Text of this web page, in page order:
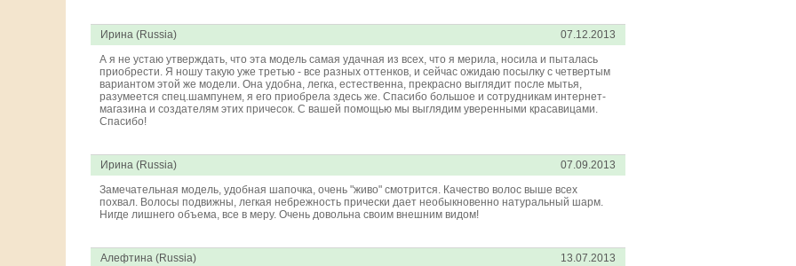
Ирина (Russia)
07.12.2013
А я не устаю утверждать, что эта модель самая удачная из всех, что я мерила, носила и пыталась
приобрести. Я ношу такую уже третью - все разных оттенков, и сейчас ожидаю посылку с четвертым
вариантом этой же модели. Она удобна, легка, естественна, прекрасно выглядит после мытья,
разумеется спец.шампунем, я его приобрела здесь же. Спасибо большое и сотрудникам интернет-
магазина и создателям этих причесок. С вашей помощью мы выглядим уверенными красавицами.
Спасибо!
Ирина (Russia)
07.09.2013
Замечательная модель, удобная шапочка, очень "живо" смотрится. Качество волос выше всех
похвал. Волосы подвижны, легкая небрежность прически дает необыкновенно натуральный шарм.
Нигде лишнего объема, все в меру. Очень довольна своим внешним видом!
Алефтина (Russia)
13.07.2013